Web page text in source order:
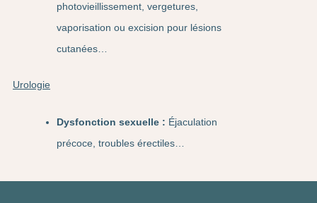
photovieillissement, vergetures,
vaporisation ou excision pour lésions
cutanées…
Urologie
Dysfonction sexuelle : Éjaculation
précoce, troubles érectiles…